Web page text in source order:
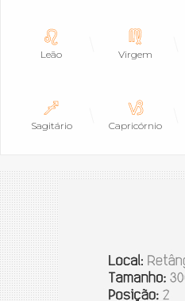
Leão Virgem
Sagitário Capricórnio